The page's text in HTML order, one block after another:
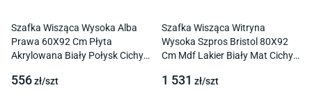
Szafka Wisząca Wysoka Alba
Prawa 60X92 Cm Płyta
Akrylowana Biały Połysk Cichy
556zł/szt
Szafka Wisząca Witryna
Wysoka Szpros Bristol 80X92
Cm Mdf Lakier Biały Mat Cichy
1 531 zł/szt